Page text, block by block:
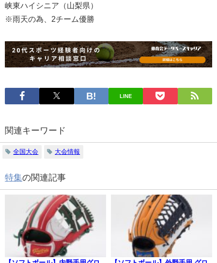
峡東ハイシニア（山梨県）
※雨天の為、2チーム優勝
LINE
関連キーワード
全国大会 大会情報
特集の関連記事